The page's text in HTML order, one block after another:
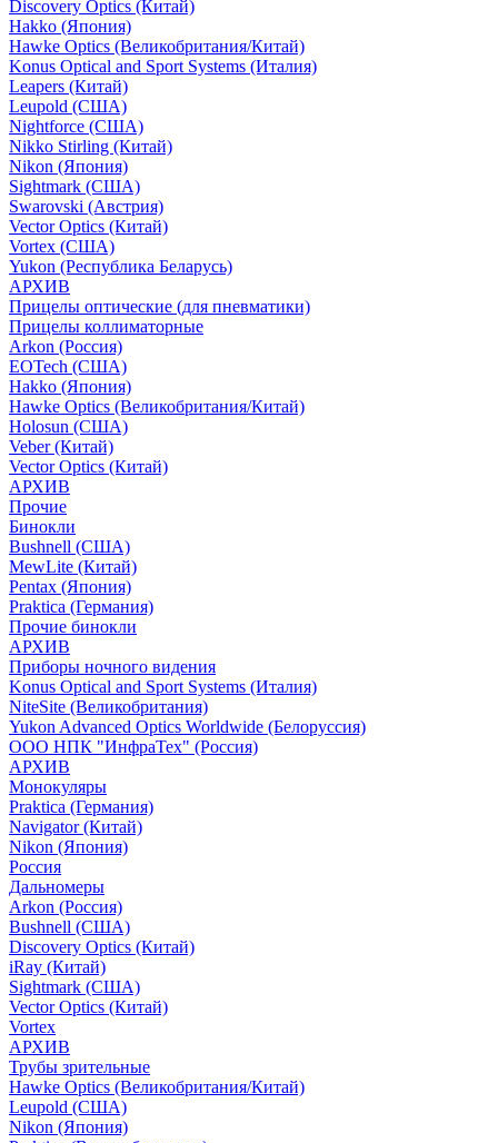
Discovery Optics (Китай)
Hakko (Япония)
Hawke Optics (Великобритания/Китай)
Konus Optical and Sport Systems (Италия)
Leapers (Китай)
Leupold (США)
Nightforce (США)
Nikko Stirling (Китай)
Nikon (Япония)
Sightmark (США)
Swarovski (Австрия)
Vector Optics (Китай)
Vortex (США)
Yukon (Республика Беларусь)
АРХИВ
Прицелы оптические (для пневматики)
Прицелы коллиматорные
Arkon (Россия)
EOTech (США)
Hakko (Япония)
Hawke Optics (Великобритания/Китай)
Holosun (США)
Veber (Китай)
Vector Optics (Китай)
АРХИВ
Прочие
Бинокли
Bushnell (США)
MewLite (Китай)
Pentax (Япония)
Praktica (Германия)
Прочие бинокли
АРХИВ
Приборы ночного видения
Konus Optical and Sport Systems (Италия)
NiteSite (Великобритания)
Yukon Advanced Optics Worldwide (Белоруссия)
ООО НПК "ИнфраТех" (Россия)
АРХИВ
Монокуляры
Praktica (Германия)
Navigator (Китай)
Nikon (Япония)
Россия
Дальномеры
Arkon (Россия)
Bushnell (США)
Discovery Optics (Китай)
iRay (Китай)
Sightmark (США)
Vector Optics (Китай)
Vortex
АРХИВ
Трубы зрительные
Hawke Optics (Великобритания/Китай)
Leupold (США)
Nikon (Япония)